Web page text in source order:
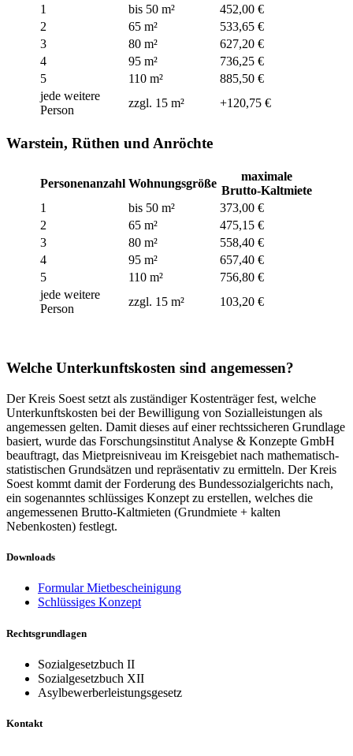
1
bis 50 m²
452,00 €
2
65 m²
533,65 €
3
80 m²
627,20 €
4
95 m²
736,25 €
5
110 m²
885,50 €
jede weitere
Person
zzgl. 15 m² +120,75 €
Warstein, Rüthen und Anröchte
Personenanzahl Wohnungsgröße
maximale
Brutto-Kaltmiete
1
bis 50 m²
373,00 €
2
65 m²
475,15 €
3
80 m²
558,40 €
4
95 m²
657,40 €
5
110 m²
756,80 €
jede weitere
Person
zzgl. 15 m² 103,20 €
Welche Unterkunftskosten sind angemessen?
Der Kreis Soest setzt als zuständiger Kostenträger fest, welche
Unterkunftskosten bei der Bewilligung von Sozialleistungen als
angemessen gelten. Damit dieses auf einer rechtssicheren Grundlage
basiert, wurde das Forschungsinstitut Analyse & Konzepte GmbH
beauftragt, das Mietpreisniveau im Kreisgebiet nach mathematisch-
statistischen Grundsätzen und repräsentativ zu ermitteln. Der Kreis
Soest kommt damit der Forderung des Bundessozialgerichts nach,
ein sogenanntes schlüssiges Konzept zu erstellen, welches die
angemessenen Brutto-Kaltmieten (Grundmiete + kalten
Nebenkosten) festlegt.
Downloads
Formular Mietbescheinigung
Schlüssiges Konzept
Rechtsgrundlagen
Sozialgesetzbuch II
Sozialgesetzbuch XII
Asylbewerberleistungsgesetz
Kontakt